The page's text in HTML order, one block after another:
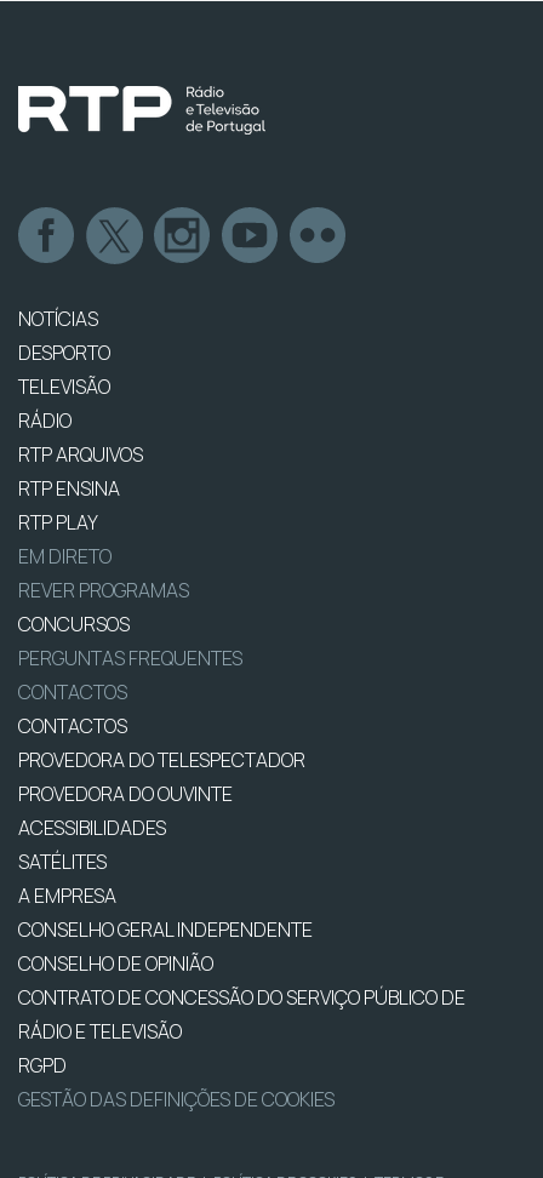
NOTÍCIAS
DESPORTO
TELEVISÃO
RÁDIO
RTP ARQUIVOS
RTP ENSINA
RTP PLAY
EM DIRETO
REVER PROGRAMAS
CONCURSOS
PERGUNTAS FREQUENTES
CONTACTOS
CONTACTOS
PROVEDORA DO TELESPECTADOR
PROVEDORA DO OUVINTE
ACESSIBILIDADES
SATÉLITES
A EMPRESA
CONSELHO GERAL INDEPENDENTE
CONSELHO DE OPINIÃO
CONTRATO DE CONCESSÃO DO SERVIÇO PÚBLICO DE
RÁDIO E TELEVISÃO
RGPD
GESTÃO DAS DEFINIÇÕES DE COOKIES